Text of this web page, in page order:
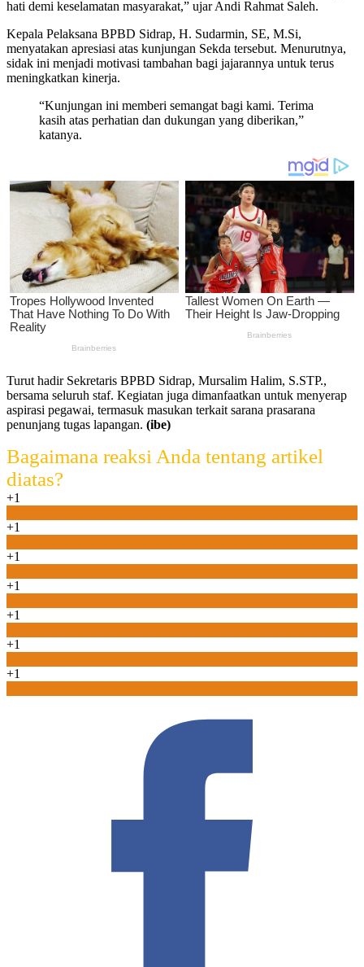
hati demi keselamatan masyarakat,” ujar Andi Rahmat Saleh.
Kepala Pelaksana BPBD Sidrap, H. Sudarmin, SE, M.Si,
menyatakan apresiasi atas kunjungan Sekda tersebut. Menurutnya,
sidak ini menjadi motivasi tambahan bagi jajarannya untuk terus
meningkatkan kinerja.
“Kunjungan ini memberi semangat bagi kami. Terima
kasih atas perhatian dan dukungan yang diberikan,”
katanya.
Turut hadir Sekretaris BPBD Sidrap, Mursalim Halim, S.STP.,
bersama seluruh staf. Kegiatan juga dimanfaatkan untuk menyerap
aspirasi pegawai, termasuk masukan terkait sarana prasarana
penunjang tugas lapangan. (ibe)
Bagaimana reaksi Anda tentang artikel
diatas?
+1
+1
+1
+1
+1
+1
+1